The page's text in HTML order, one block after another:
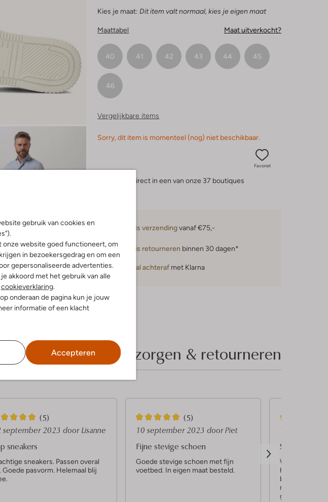
gebruik van cookies en
onze website goed functioneert, om
in bezoekersgedrag en om een
gepersonaliseerde advertenties.
akkoord met het gebruik van alle
cookieverklaring.
onderaan de pagina kun je jouw
informatie of een klacht
Accepteren
de look
Kies je maat: Dit item valt normaal, kies je eigen maat
Maattabel Maat uitverkocht?
40 41 42 43 44 45
46
Vergelijkbare items
Sorry, dit item is momenteel (nog) niet beschikbaar.
Favoriet
Reserveer direct in een van onze 37 boutiques
Gratis verzendingvanaf €75,-
Gratis retourneren binnen 30 dagen*
Betaal achteraf met Klarna
Bezorgen & retourneren
(5)
september 2023 door Lisanne
sneakers
sneakers. Passen overal
Goede pasvorm. Helemaal blij
5
S
t
e
r
(5)
10 september 2023 door Piet
Fijne stevige schoen
Goede stevige schoen met fijn
voetbed. In eigen maat besteld.
5
S
t
e
r
r
13 augustus
Sneakers
Wat een fijne
heb ze nu
besteld en
meernwant ze
gemaakt van